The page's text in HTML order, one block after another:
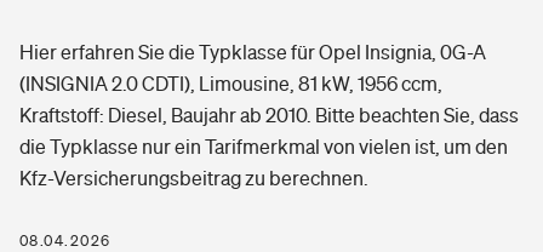
Arbeitsrechtsschutz
Berufshaftpflichtversicherung
Hausratversicherung
Elementarversicherung
Photovoltaik
Wärmepumpen versichern
Pri­vate Haft­pflicht­
Rechts­schutz­ver­si­che­rung
Gesundheit
Private Krankenversicherung
Hier erfahren Sie die Typklasse für Opel Insignia, 0G-A
(INSIGNIA 2.0 CDTI), Limousine, 81 kW, 1956 ccm,
Kraftstoff: Diesel, Baujahr ab 2010. Bitte beachten Sie, dass
die Typklasse nur ein Tarifmerkmal von vielen ist, um den
Kfz-Versicherungsbeitrag zu berechnen.
08.04.2026